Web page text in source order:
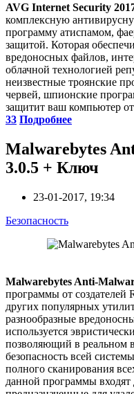
AVG Internet Security
комплексную
программу атиспамом,
защитой. Которая
вредоносных файлов,
облачной технологией
неизвестные троянские
червей, шпионские
защитит ваш компьютер
33 Подробнее
Malwarebytes
3.0.5 + Ключ
23-01-2017, 19:34
Безопасность
Malwarebytes Anti-
программы от создателей
других популярных
разнообразные
используется
позволяющий в реальном
безопасность всей
полного сканирования
данной программы